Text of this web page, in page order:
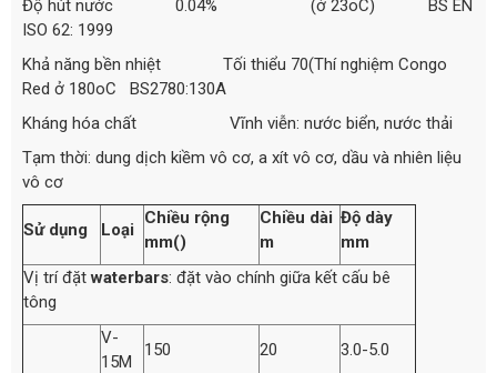
Độ hút nước 0.04% (ở 23oC) BS EN
ISO 62: 1999
Khả năng bền nhiệt Tối thiểu 70(Thí nghiệm Congo
Red ở 180oC BS2780:130A
Kháng hóa chất Vĩnh viễn: nước biển, nước thải
Tạm thời: dung dịch kiềm vô cơ, a xít vô cơ, dầu và nhiên liệu
vô cơ
Sử dụng Loại
Chiều rộng
mm()
Chiều dài
m
Độ dày
mm
Vị trí đặtwaterbars: đặt vào chính giữa kết cấu bê
tông
V-
15M
150 20 3.0-5.0